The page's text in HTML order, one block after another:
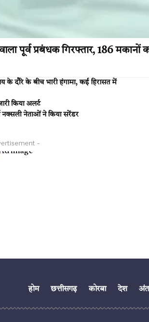
पूर्व प्रबंधक गिरफ्तार, 186 मकानों
के दौरे के बीच भारी हंगामा, कई हिरासत में
किया अलर्ट
नेताओं ने किया सरेंडर
-
होम छत्तीसगढ़ कोरबा देश